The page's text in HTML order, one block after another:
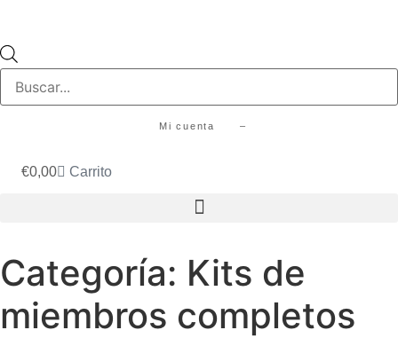
de
productos
Mi cuenta –
€0,00 Carrito
Categoría: Kits de
miembros completos